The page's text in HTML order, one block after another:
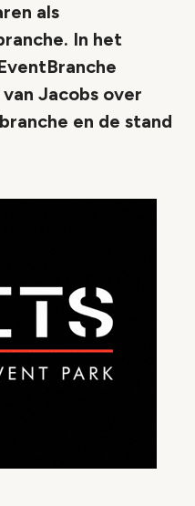
als
In het
Jacobs over
en de stand